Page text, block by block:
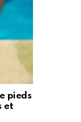
pieds
et